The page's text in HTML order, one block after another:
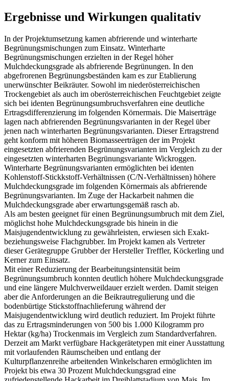
Ergebnisse und Wirkungen qualitativ
In der Projektumsetzung kamen abfrierende und winterharte
Begrünungsmischungen zum Einsatz. Winterharte
Begrünungsmischungen erzielten in der Regel höher
Mulchdeckungsgrade als abfrierende Begrünungen. In den
abgefrorenen Begrünungsbeständen kam es zur Etablierung
unerwünschter Beikräuter. Sowohl im niederösterreichischen
Trockengebiet als auch im oberösterreichischen Feuchtgebiet zeigte
sich bei identen Begrünungsumbruchsverfahren eine deutliche
Ertragsdifferenzierung im folgenden Körnermais. Die Maiserträge
lagen nach abfrierenden Begrünungsvarianten in der Regel über
jenen nach winterharten Begrünungsvarianten. Dieser Ertragstrend
geht konform mit höheren Biomasseerträgen der im Projekt
eingesetzten abfrierenden Begrünungsvarianten im Vergleich zu der
eingesetzten winterharten Begrünungsvariante Wickroggen.
Winterharte Begrünungsvarianten ermöglichten bei identen
Kohlenstoff-Stickkstoff-Verhältnissen (C/N-Verhältnissen) höhere
Mulchdeckungsgrade im folgenden Körnermais als abfrierende
Begrünungsvarianten. Im Zuge der Hackarbeit nahmen die
Mulchdeckungsgrade aber erwartungsgemäß rasch ab.
Als am besten geeignet für einen Begrünungsumbruch mit dem Ziel,
möglichst hohe Mulchdeckungsgrade bis hinein in die
Maisjugendentwicklung zu gewährleisten, erwiesen sich Exakt-
beziehungsweise Flachgrubber. Im Projekt kamen als Vertreter
dieser Gerätegruppe Grubber der Hersteller Treffler, Köckerling und
Kerner zum Einsatz.
Mit einer Reduzierung der Bearbeitungsintensität beim
Begrünungsumbruch konnten deutlich höhere Mulchdeckungsgrade
und eine längere Mulchverweildauer erzielt werden. Damit steigen
aber die Anforderungen an die Beikrautregulierung und die
bodenbürtige Stickstoffnachlieferung während der
Maisjugendentwicklung wird deutlich reduziert. Im Projekt führte
das zu Ertragsminderungen von 500 bis 1.000 Kilogramm pro
Hektar (kg/ha) Trockenmais im Vergleich zum Standardverfahren.
Derzeit am Markt verfügbare Hackgerätetypen mit einer Ausstattung
mit vorlaufenden Räumscheiben und entlang der
Kulturpflanzenreihe arbeitenden Winkelscharen ermöglichten im
Projekt bis etwa 30 Prozent Mulchdeckungsgrad eine